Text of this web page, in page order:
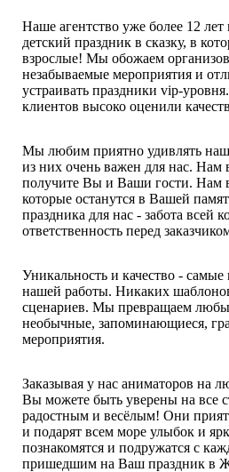
Наше агентство уже более 12
детский праздник в сказку, в
взрослые! Мы обожаем
незабываемые мероприятия и
устраивать праздники vip-
клиентов высоко оценили
Мы любим приятно удивлять
из них очень важен для нас.
получите Вы и Ваши гости. Нам
которые останутся в Вашей
праздника для нас - забота всей
ответственность перед
Уникальность и качество -
нашей работы. Никаких
сценариев. Мы превращаем
необычные, запоминающиеся,
мероприятия.
Заказывая у нас аниматоров на
Вы можете быть уверены на все
радостным и весёлым! Они
и подарят всем море улыбок и
познакомятся и подружатся с
пришедшим на Ваш праздник в